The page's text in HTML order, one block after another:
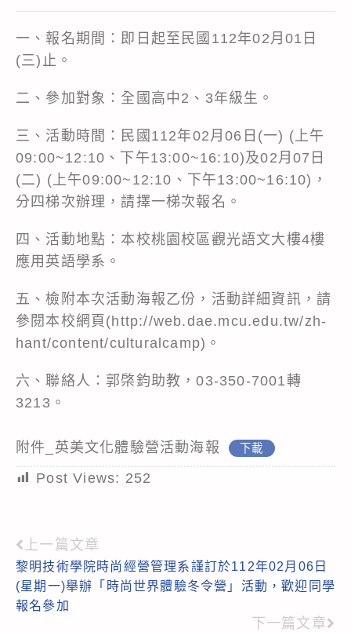
一、報名期間：即日起至民國112年02月01日
(三)止。
二、參加對象：全國高中2、3年級生。
三、活動時間：民國112年02月06日(一) (上午
09:00~12:10、下午13:00~16:10)及02月07日
(二) (上午09:00~12:10、下午13:00~16:10)，
分四梯次辦理，請擇一梯次報名。
四、活動地點：本校桃園校區觀光語文大樓4樓
應用英語學系。
五、檢附本次活動海報乙份，活動詳細資訊，請
參閱本校網頁(http://web.dae.mcu.edu.tw/zh-
hant/content/culturalcamp)。
六、聯絡人：郭棨鈞助教，03-350-7001轉
3213。
附件_英美文化體驗營活動海報 下載
Post Views: 252
Read
more
articles
上一篇文章
黎明技術學院時尚經營管理系謹訂於112年02月06日
(星期一)舉辦「時尚世界體驗冬令營」活動，歡迎同學
報名參加
下一篇文章